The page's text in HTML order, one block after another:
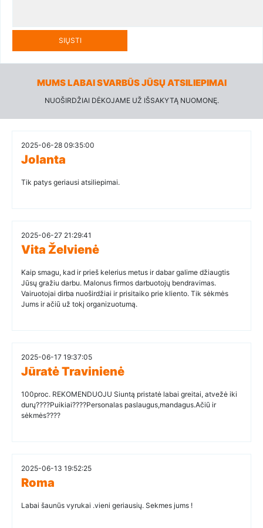
SIŲSTI
MUMS LABAI SVARBŪS JŪSŲ ATSILIEPIMAI
NUOŠIRDŽIAI DĖKOJAME UŽ IŠSAKYTĄ NUOMONĘ.
2025-06-28 09:35:00
Jolanta
Tik patys geriausi atsiliepimai.
2025-06-27 21:29:41
Vita Želvienė
Kaip smagu, kad ir prieš kelerius metus ir dabar galime džiaugtis
Jūsų gražiu darbu. Malonus firmos darbuotojų bendravimas.
Vairuotojai dirba nuoširdžiai ir prisitaiko prie kliento. Tik sėkmės
Jums ir ačiū už tokį organizuotumą.
2025-06-17 19:37:05
Jūratė Travinienė
100proc. REKOMENDUOJU Siuntą pristatė labai greitai, atvežė iki
durų????Puikiai????Personalas paslaugus,mandagus.Ačiū ir
sėkmės????
2025-06-13 19:52:25
Roma
Labai šaunūs vyrukai .vieni geriausių. Sekmes jums !